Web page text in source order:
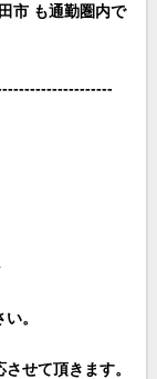
市 も通勤圏内で
。
せて頂きます。